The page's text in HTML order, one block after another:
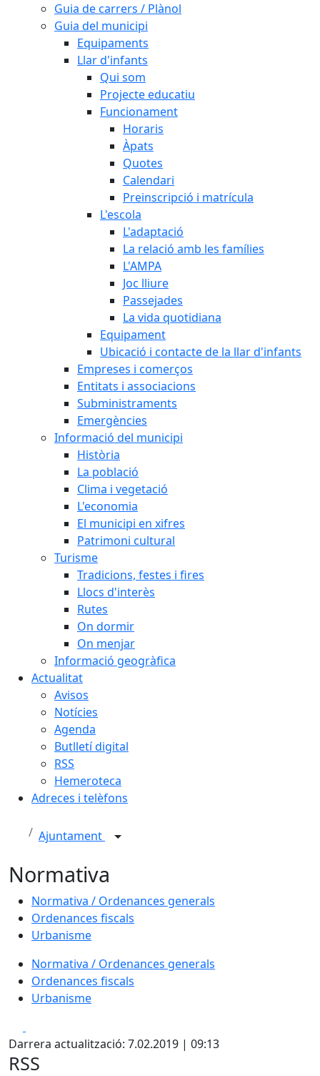
Guia de carrers / Plànol
Guia del municipi
Equipaments
Llar d'infants
Qui som
Projecte educatiu
Funcionament
Horaris
Àpats
Quotes
Calendari
Preinscripció i matrícula
L'escola
L'adaptació
La relació amb les famílies
L'AMPA
Joc lliure
Passejades
La vida quotidiana
Equipament
Ubicació i contacte de la llar d'infants
Empreses i comerços
Entitats i associacions
Subministraments
Emergències
Informació del municipi
Història
La població
Clima i vegetació
L'economia
El municipi en xifres
Patrimoni cultural
Turisme
Tradicions, festes i fires
Llocs d'interès
Rutes
On dormir
On menjar
Informació geogràfica
Actualitat
Avisos
Notícies
Agenda
Butlletí digital
RSS
Hemeroteca
Adreces i telèfons
Ajuntament
Normativa
Normativa / Ordenances generals
Ordenances fiscals
Urbanisme
Normativa / Ordenances generals
Ordenances fiscals
Urbanisme
Darrera actualització: 7.02.2019 | 09:13
RSS